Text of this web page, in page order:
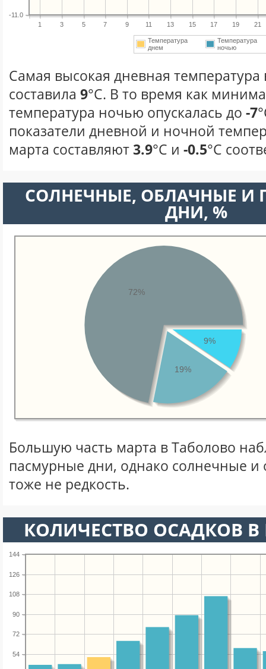
1 3 5 7 9 11 13 15 17 19 21
-11.0
Температура
днем
Температура
ночью
Самая высокая дневная температура
составила 9°С. В то время как
температура ночью опускалась до -7
показатели дневной и ночной
марта составляют3.9°С и -0.5°С
CОЛНЕЧНЫЕ, ОБЛАЧНЫЕ И
ДНИ, %
9%
19%
72%
Большую часть марта в Таболово
пасмурные дни, однако солнечные
тоже не редкость.
КОЛИЧЕСТВО ОСАДКОВ
54
72
90
108
126
144